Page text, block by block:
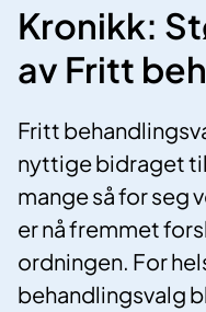
Kronikk:
av Fritt
Fritt
nyttige bidraget
mange så for seg
er nå fremmet
ordningen. For
behandlingsvalg